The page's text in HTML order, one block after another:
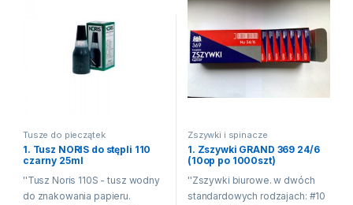
Tusze do pieczątek
1. Tusz NORIS do stępli 110
czarny 25ml
''Tusz Noris 110S - tusz wodny
do znakowania papieru.
Zszywki i spinacze
1. Zszywki GRAND 369 24/6
(10op po 1000szt)
''Zszywki biurowe. w dwóch
standardowych rodzajach: #10